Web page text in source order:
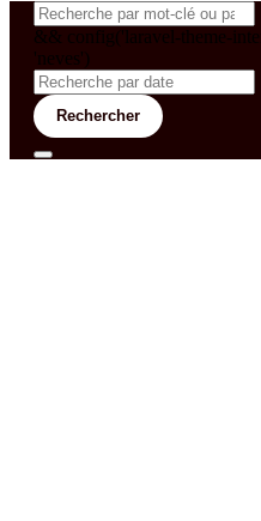
&& config('laravel-theme-
'neves')
Rechercher